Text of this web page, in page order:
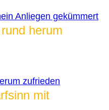
Anliegen gekümmert
herum
zufrieden
mit